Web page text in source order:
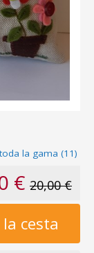
la gama (11)
€ 20,00 €
cesta